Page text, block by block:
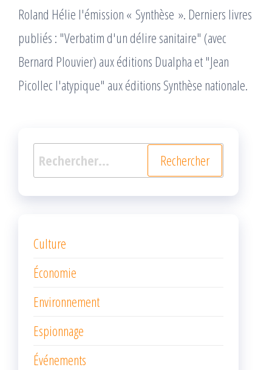
Roland Hélie l'émission « Synthèse ». Derniers livres
publiés : "Verbatim d'un délire sanitaire" (avec
Bernard Plouvier) aux éditions Dualpha et "Jean
Picollec l'atypique" aux éditions Synthèse nationale.
Rechercher :
Culture
Économie
Environnement
Espionnage
Événements